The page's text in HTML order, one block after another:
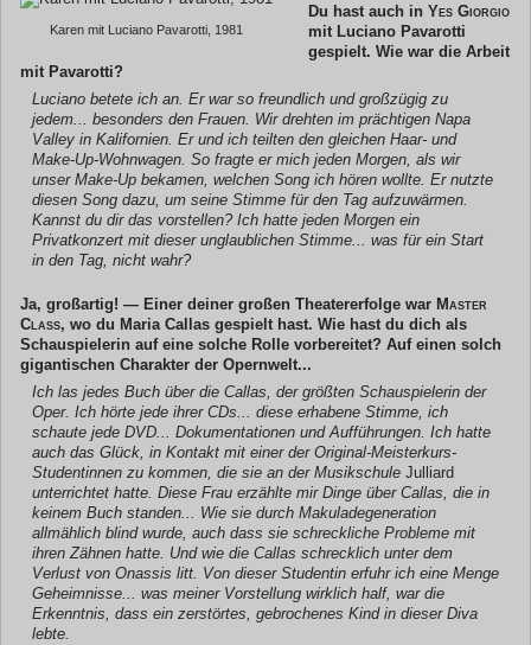
Karen mit Luciano Pavarotti, 1981
Du hast auch in Yes Giorgio
mit Luciano Pavarotti
gespielt. Wie war die Arbeit
mit Pavarotti?
Luciano betete ich an. Er war so freundlich und großzügig zu
jedem... besonders den Frauen. Wir drehten im prächtigen Napa
Valley in Kalifornien. Er und ich teilten den gleichen Haar- und
Make-Up-Wohnwagen. So fragte er mich jeden Morgen, als wir
unser Make-Up bekamen, welchen Song ich hören wollte. Er nutzte
diesen Song dazu, um seine Stimme für den Tag aufzuwärmen.
Kannst du dir das vorstellen? Ich hatte jeden Morgen ein
Privatkonzert mit dieser unglaublichen Stimme... was für ein Start
in den Tag, nicht wahr?
Ja, großartig! — Einer deiner großen Theatererfolge war Master
Class, wo du Maria Callas gespielt hast. Wie hast du dich als
Schauspielerin auf eine solche Rolle vorbereitet? Auf einen solch
gigantischen Charakter der Opernwelt...
Ich las jedes Buch über die Callas, der größten Schauspielerin der
Oper. Ich hörte jede ihrer CDs... diese erhabene Stimme, ich
schaute jede DVD... Dokumentationen und Aufführungen. Ich hatte
auch das Glück, in Kontakt mit einer der Original-Meisterkurs-
Studentinnen zu kommen, die sie an der Musikschule Julliard
unterrichtet hatte. Diese Frau erzählte mir Dinge über Callas, die in
keinem Buch standen... Wie sie durch Makuladegeneration
allmählich blind wurde, auch dass sie schreckliche Probleme mit
ihren Zähnen hatte. Und wie die Callas schrecklich unter dem
Verlust von Onassis litt. Von dieser Studentin erfuhr ich eine Menge
Geheimnisse... was meiner Vorstellung wirklich half, war die
Erkenntnis, dass ein zerstörtes, gebrochenes Kind in dieser Diva
lebte.